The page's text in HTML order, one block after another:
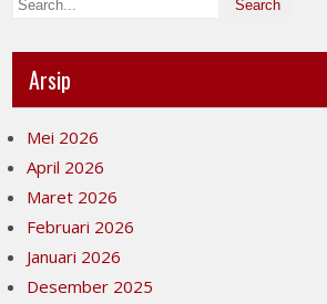
Arsip
Mei 2026
April 2026
Maret 2026
Februari 2026
Januari 2026
Desember 2025